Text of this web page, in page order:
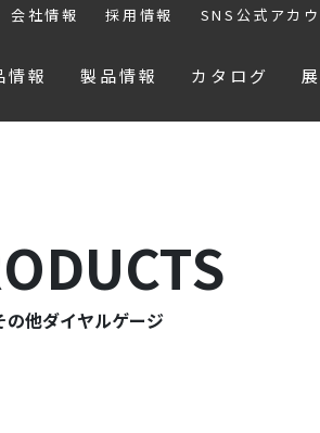
会社情報 採用情報 SNS公式アカ
情報 製品情報 カタログ
の他ダイヤルゲージ